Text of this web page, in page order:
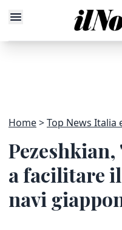
Home Top News Italia
a facilitare
navi